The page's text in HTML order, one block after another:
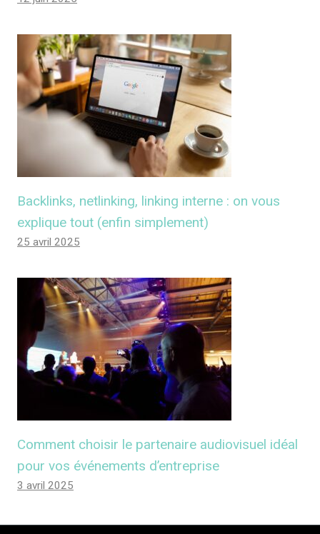
Backlinks, netlinking, linking interne : on vous
explique tout (enfin simplement)
25 avril 2025
Comment choisir le partenaire audiovisuel idéal
pour vos événements d’entreprise
3 avril 2025